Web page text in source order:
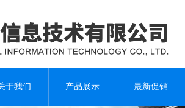
于我们 产品展示 最新促销